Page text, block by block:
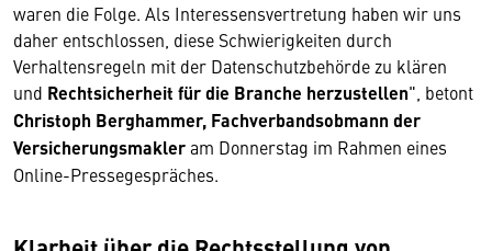
waren die Folge. Als Interessensvertretung haben wir uns
daher entschlossen, diese Schwierigkeiten durch
Verhaltensregeln mit der Datenschutzbehörde zu klären
und Rechtsicherheit für die Branche herzustellen", betont
Christoph Berghammer, Fachverbandsobmann der
Versicherungsmakleram Donnerstag im Rahmen eines
Online-Pressegespräches.